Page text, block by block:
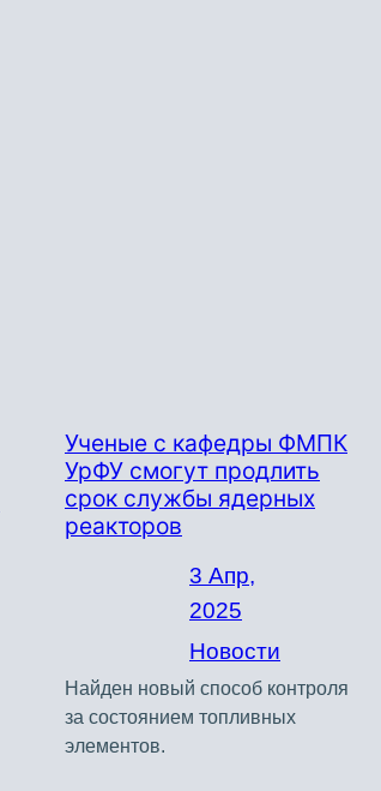
Ученые с кафедры ФМПК
УрФУ смогут продлить
срок службы ядерных
реакторов
3 Апр,
2025
Новости
Найден новый способ контроля
за состоянием топливных
элементов.